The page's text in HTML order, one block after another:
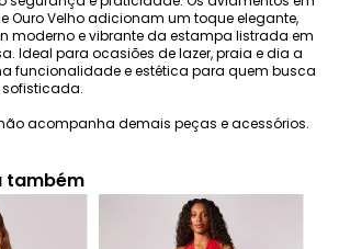
Ouro Velho adicionam um toque elegante,
moderno e vibrante da estampa listrada em
Ideal para ocasiões de lazer, praia e dia a
funcionalidade e estética para quem busca
acompanha demais peças e acessórios.
também